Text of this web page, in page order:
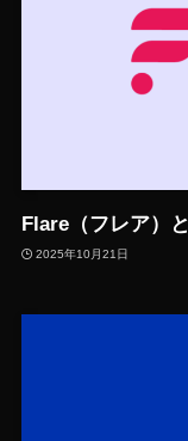
Flare（フレア）
2025年10月21日